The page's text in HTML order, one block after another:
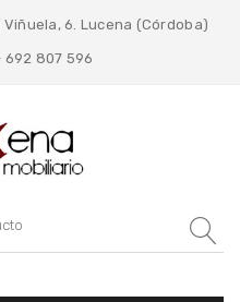
6. Lucena (Córdoba)
692 807 596